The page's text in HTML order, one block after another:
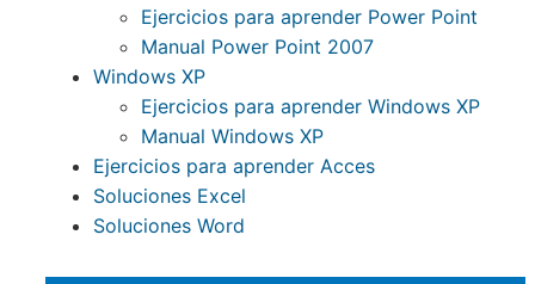
Ejercicios para aprender Power Point
Manual Power Point 2007
Windows XP
Ejercicios para aprender Windows XP
Manual Windows XP
Ejercicios para aprender Acces
Soluciones Excel
Soluciones Word